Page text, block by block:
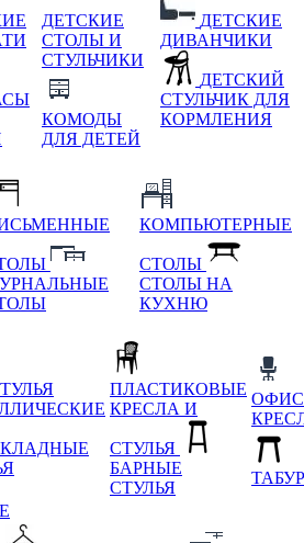
ДЕТСКИЕ
СТОЛЫ И
СТУЛЬЧИКИ
КОМОДЫ
ДЛЯ ДЕТЕЙ
ДЕТСКИЕ
ДИВАНЧИКИ
ДЕТСКИЙ
СТУЛЬЧИК ДЛЯ
КОРМЛЕНИЯ
КОМПЬЮТЕРНЫЕ
СТОЛЫ
СТОЛЫ НА
КУХНЮ
ПЛАСТИКОВЫЕ
КРЕСЛА И
СТУЛЬЯ
БАРНЫЕ
СТУЛЬЯ